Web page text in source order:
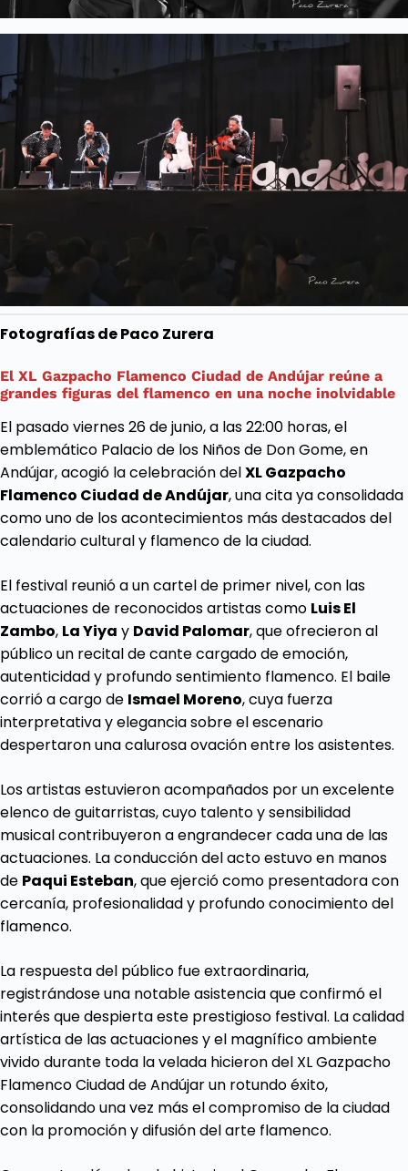
Fotografías de Paco Zurera
El XL Gazpacho Flamenco Ciudad de Andújar reúne a
grandes figuras del flamenco en una noche inolvidable
El pasado viernes 26 de junio, a las 22:00 horas, el
emblemático Palacio de los Niños de Don Gome, en
Andújar, acogió la celebración delXL Gazpacho
Flamenco Ciudad de Andújar, una cita ya consolidada
como uno de los acontecimientos más destacados del
calendario cultural y flamenco de la ciudad.
El festival reunió a un cartel de primer nivel, con las
actuaciones de reconocidos artistas como Luis El
Zambo, LaYiya y David Palomar, que ofrecieron al
público un recital de cante cargado de emoción,
autenticidad y profundo sentimiento flamenco. El baile
corrió a cargo de Ismael Moreno, cuya fuerza
interpretativa y elegancia sobre el escenario
despertaron una calurosa ovación entre los asistentes.
Los artistas estuvieron acompañados por un excelente
elenco de guitarristas, cuyo talento y sensibilidad
musical contribuyeron a engrandecer cada una de las
actuaciones. La conducción del acto estuvo en manos
de Paqui Esteban, que ejerció como presentadora con
cercanía, profesionalidad y profundo conocimiento del
flamenco.
La respuesta del público fue extraordinaria,
registrándose una notable asistencia que confirmó el
interés que despierta este prestigioso festival. La calidad
artística de las actuaciones y el magnífico ambiente
vivido durante toda la velada hicieron del XL Gazpacho
Flamenco Ciudad de Andújar un rotundo éxito,
consolidando una vez más el compromiso de la ciudad
con la promoción y difusión del arte flamenco.